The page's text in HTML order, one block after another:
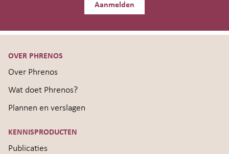
Aanmelden
OVER PHRENOS
Over Phrenos
Wat doet Phrenos?
Plannen en verslagen
KENNISPRODUCTEN
Publicaties